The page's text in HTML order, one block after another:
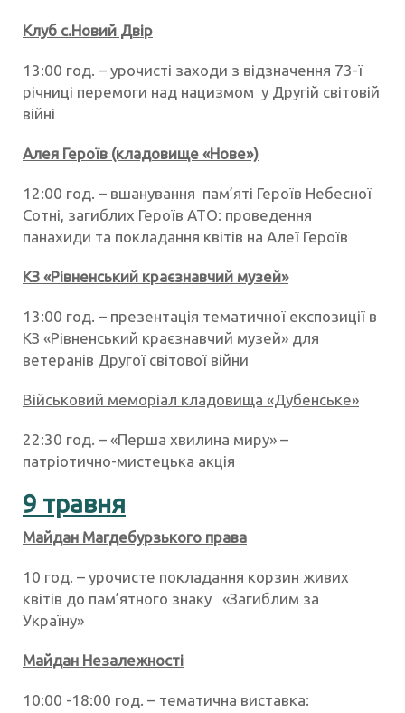
Клуб с.Новий Двір
13:00 год. – урочисті заходи з відзначення 73-ї
річниці перемоги над нацизмом у Другій світовій
війні
Алея Героїв (кладовище «Нове»)
12:00 год. – вшанування пам’яті Героїв Небесної
Сотні, загиблих Героїв АТО: проведення
панахиди та покладання квітів на Алеї Героїв
КЗ «Рівненський краєзнавчий музей»
13:00 год. – презентація тематичної експозиції в
КЗ «Рівненський краєзнавчий музей» для
ветеранів Другої світової війни
Військовий меморіал кладовища «Дубенське»
22:30 год. – «Перша хвилина миру» –
патріотично-мистецька акція
9 травня
Майдан Магдебурзького права
10 год. – урочисте покладання корзин живих
квітів до пам’ятного знаку «Загиблим за
Україну»
Майдан Незалежності
10:00 -18:00 год. – тематична виставка: